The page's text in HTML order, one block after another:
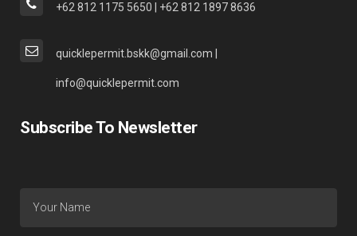
+62 812 1175 5650 | +62 812 1897 8636
quicklepermit.bskk@gmail.com |
info@quicklepermit.com
Subscribe To Newsletter